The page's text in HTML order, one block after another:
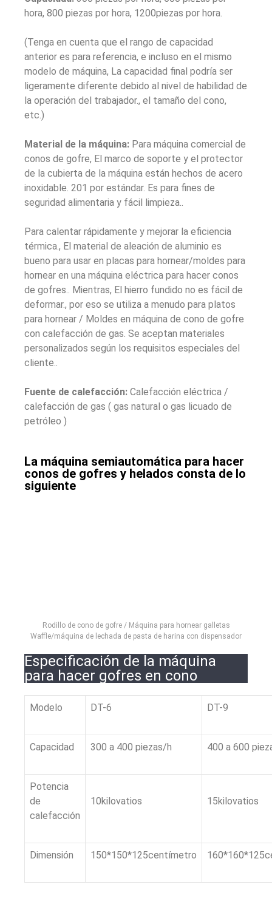
hora, 800 piezas por hora, 1200piezas por hora.
(Tenga en cuenta que el rango de capacidad
anterior es para referencia, e incluso en el mismo
modelo de máquina, La capacidad final podría ser
ligeramente diferente debido al nivel de habilidad de
la operación del trabajador., el tamaño del cono,
etc.)
Material de la máquina: Para máquina comercial de
conos de gofre, El marco de soporte y el protector
de la cubierta de la máquina están hechos de acero
inoxidable. 201 por estándar. Es para fines de
seguridad alimentaria y fácil limpieza..
Para calentar rápidamente y mejorar la eficiencia
térmica., El material de aleación de aluminio es
bueno para usar en placas para hornear/moldes para
hornear en una máquina eléctrica para hacer conos
de gofres.. Mientras, El hierro fundido no es fácil de
deformar., por eso se utiliza a menudo para platos
para hornear / Moldes en máquina de cono de gofre
con calefacción de gas. Se aceptan materiales
personalizados según los requisitos especiales del
cliente..
Fuente de calefacción: Calefacción eléctrica /
calefacción de gas ( gas natural o gas licuado de
petróleo )
La máquina semiautomática para hacer
conos de gofres y helados consta de lo
siguiente
Rodillo de cono de gofre / Máquina para hornear galletas
Waffle/máquina de lechada de pasta de harina con dispensador
Especificación de la máquina
para hacer gofres en cono
Modelo DT-6 DT-9
Capacidad 300 a 400 piezas/h 400 a 600
Potencia
de
calefacción
10kilovatios 15kilovatios
Dimensión 150*150*125centímetro